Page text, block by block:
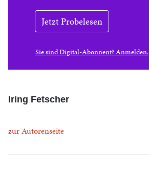
Jetzt Probelesen
Sie sind Digital-Abonnent? Anmelden.
Iring Fetscher
zur Autorenseite